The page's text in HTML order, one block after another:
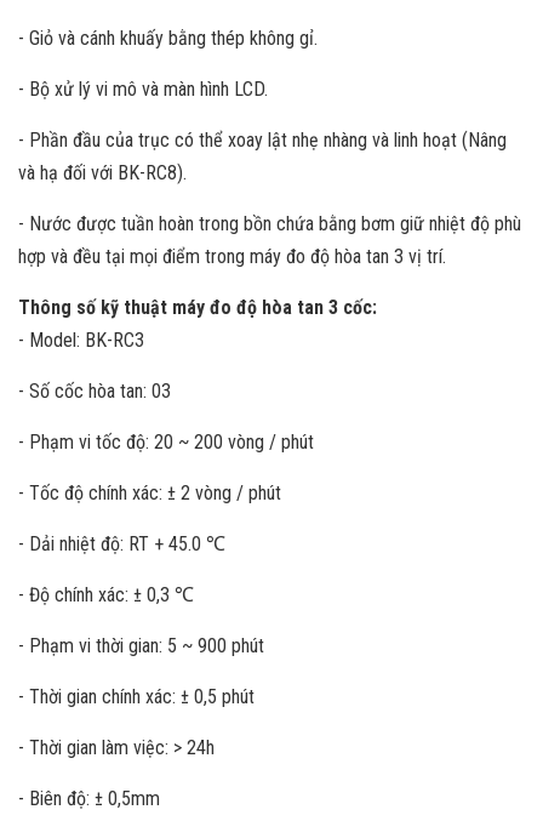
- Giỏ và cánh khuấy bằng thép không gỉ.
- Bộ xử lý vi mô và màn hình LCD.
- Phần đầu của trục có thể xoay lật nhẹ nhàng và linh hoạt (Nâng
và hạ đối với BK-RC8).
- Nước được tuần hoàn trong bồn chứa bằng bơm giữ nhiệt độ phù
hợp và đều tại mọi điểm trong máy đo độ hòa tan 3 vị trí.
Thông số kỹ thuật máy đo độ hòa tan 3 cốc:
- Model: BK-RC3
- Số cốc hòa tan: 03
- Phạm vi tốc độ: 20 ~ 200 vòng / phút
- Tốc độ chính xác: ± 2 vòng / phút
- Dải nhiệt độ: RT + 45.0 ℃
- Độ chính xác: ± 0,3 ℃
- Phạm vi thời gian: 5 ~ 900 phút
- Thời gian chính xác: ± 0,5 phút
- Thời gian làm việc: > 24h
- Biên độ: ± 0,5mm